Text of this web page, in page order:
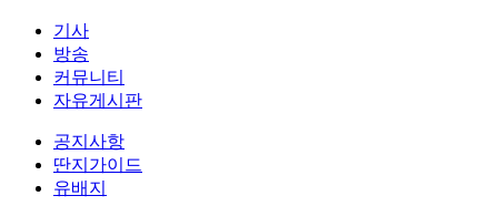
기사
방송
커뮤니티
자유게시판
공지사항
딴지가이드
유배지